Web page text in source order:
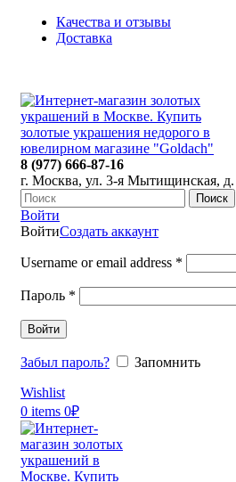
Качества и отзывы
Доставка
8 (977) 666-87-16
г. Москва, ул. 3-я Мытищинская, д.
Поиск
Войти
ВойтиСоздать аккаунт
Username or email address *
Пароль *
Войти
Забыл пароль?
Запомнить
Wishlist
0 items 0₽